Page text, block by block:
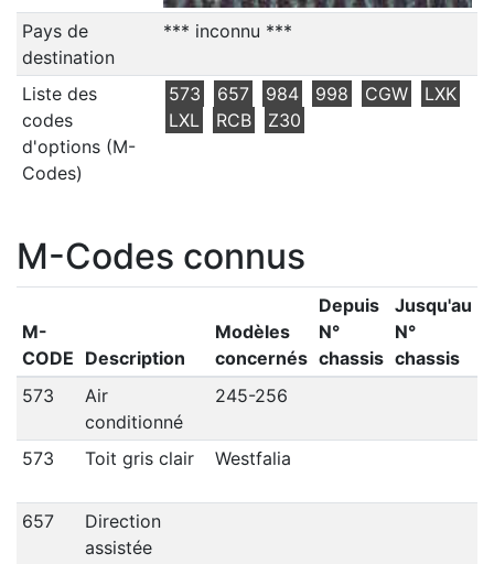
Pays de
destination
*** inconnu ***
Liste des
codes
d'options (M-
Codes)
573 657 984 998 CGW
LXK
LXL
RCB Z30
M-Codes connus
M-
CODE Description
Modèles
concernés
Depuis
N°
chassis
Jusqu'au
N°
chassis
573
Air
conditionné
245-256
573 Toit gris clair Westfalia
657
Direction
assistée